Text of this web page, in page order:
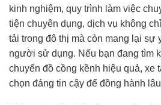
kinh nghiệm, quy trình làm việc
tiện chuyên dụng, dịch vụ không
tải trong đô thị mà còn mang lại sự
người sử dụng. Nếu bạn đang tìm
chuyển đồ cồng kềnh hiệu quả, xe
chọn đáng tin cậy để đồng hành